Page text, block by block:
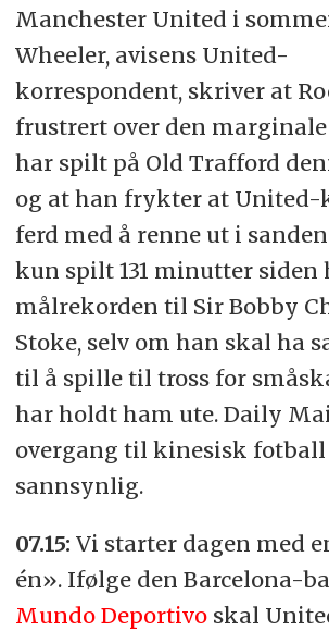
Manchester United i
Wheeler, avisens United-
korrespondent, skriver at
frustrert over den
har spilt på Old Trafford
og at han frykter at United-
ferd med å renne ut i
kun spilt 131 minutter siden
målrekorden til Sir Bobby
Stoke, selv om han skal ha
til å spille til tross for
har holdt ham ute. Daily
overgang til kinesisk fotball
sannsynlig.
07.15: Vi starter dagen med
én». Ifølge den Barcelona-
Mundo Deportivoskal